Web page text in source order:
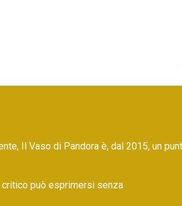
Il Vaso di Pandora è, dal 2015, un
può esprimersi senza